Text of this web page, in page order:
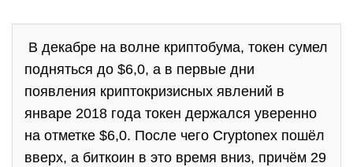
В декабре на волне криптобума, токен сумел
подняться до $6,0, а в первые дни
появления криптокризисных явлений в
январе 2018 года токен держался уверенно
на отметке $6,0. После чего Cryptonex пошёл
вверх, а биткоин в это время вниз, причём 29